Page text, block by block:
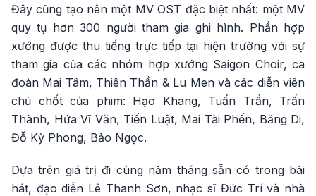
Đây cũng tạo nên một MV OST đặc biệt nhất: một MV
quy tụ hơn 300 người tham gia ghi hình. Phần hợp
xướng được thu tiếng trực tiếp tại hiện trường với sự
tham gia của các nhóm hợp xướng Saigon Choir, ca
đoàn Mai Tâm, Thiên Thần & Lu Men và các diễn viên
chủ chốt của phim: Hạo Khang, Tuấn Trần, Trấn
Thành, Hứa Vĩ Văn, Tiến Luật, Mai Tài Phến, Băng Di,
Đỗ Kỳ Phong, Bảo Ngọc.
Dựa trên giá trị đi cùng năm tháng sẵn có trong bài
hát, đạo diễn Lê Thanh Sơn, nhạc sĩ Đức Trí và nhà